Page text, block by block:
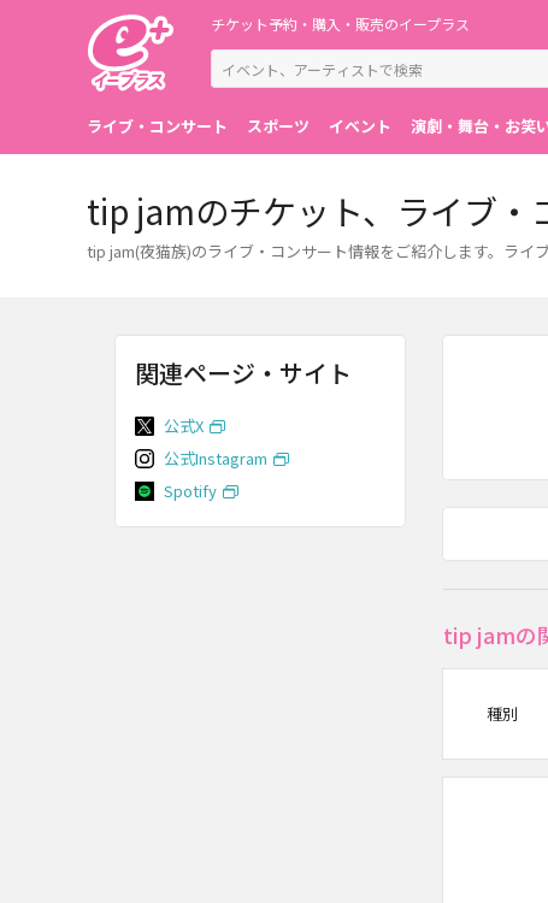
チケット予約・購入・販売のイープラス
ライブ・コンサート スポーツ イベント 演劇・舞台・お笑
tip jamのチケット、ライブ・
tip jam(夜猫族)のライブ・コンサート情報をご紹介します。ライ
tip jamの
種別
関連ページ・サイト
公式X
公式Instagram
Spotify